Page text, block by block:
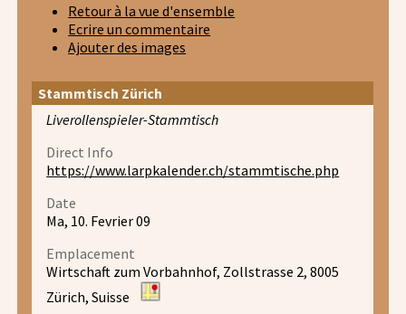
Retour à la vue d'ensemble
Ecrire un commentaire
Ajouter des images
Stammtisch Zürich
Liverollenspieler-Stammtisch
Direct Info
https://www.larpkalender.ch/stammtische.php
Date
Ma, 10. Fevrier 09
Emplacement
Wirtschaft zum Vorbahnhof, Zollstrasse 2, 8005
Zürich, Suisse